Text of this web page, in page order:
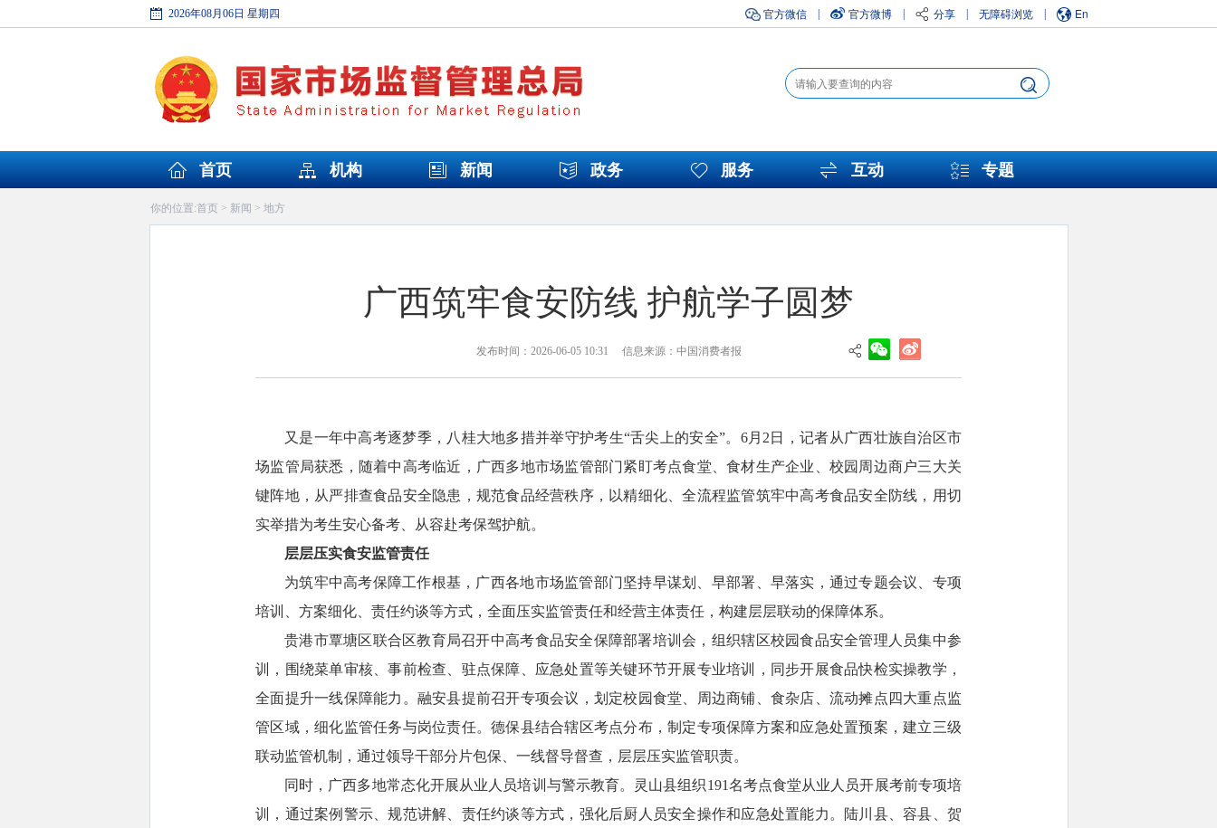
2026年08月06日 星期四 官方微信 官方微博 分享 无障碍浏览 En
首页 机构 新闻 政务 服务 互动 专题
你的位置:首页> 新闻 > 地方
广西筑牢食安防线 护航学子圆梦
发布时间：2026-06-05 10:31 信息来源：中国消费者报
又是一年中高考逐梦季，八桂大地多措并举守护考生“舌尖上的安全”。6月2日，记者从广西壮族自治区市
场监管局获悉，随着中高考临近，广西多地市场监管部门紧盯考点食堂、食材生产企业、校园周边商户三大关
键阵地，从严排查食品安全隐患，规范食品经营秩序，以精细化、全流程监管筑牢中高考食品安全防线，用切
实举措为考生安心备考、从容赴考保驾护航。
层层压实食安监管责任
为筑牢中高考保障工作根基，广西各地市场监管部门坚持早谋划、早部署、早落实，通过专题会议、专项
培训、方案细化、责任约谈等方式，全面压实监管责任和经营主体责任，构建层层联动的保障体系。
贵港市覃塘区联合区教育局召开中高考食品安全保障部署培训会，组织辖区校园食品安全管理人员集中参
训，围绕菜单审核、事前检查、驻点保障、应急处置等关键环节开展专业培训，同步开展食品快检实操教学，
全面提升一线保障能力。融安县提前召开专项会议，划定校园食堂、周边商铺、食杂店、流动摊点四大重点监
管区域，细化监管任务与岗位责任。德保县结合辖区考点分布，制定专项保障方案和应急处置预案，建立三级
联动监管机制，通过领导干部分片包保、一线督导督查，层层压实监管职责。
同时，广西多地常态化开展从业人员培训与警示教育。灵山县组织191名考点食堂从业人员开展考前专项培
训，通过案例警示、规范讲解、责任约谈等方式，强化后厨人员安全操作和应急处置能力。陆川县、容县、贺